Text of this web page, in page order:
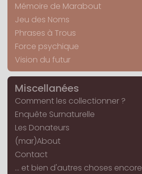
Mémoire de Marabout
Jeu des Noms
Phrases à Trous
Force psychique
Vision du futur
Miscellanées
Comment les collectionner ?
Enquête Surnaturelle
Les Donateurs
(mar)About
Contact
... et bien d'autres choses encore